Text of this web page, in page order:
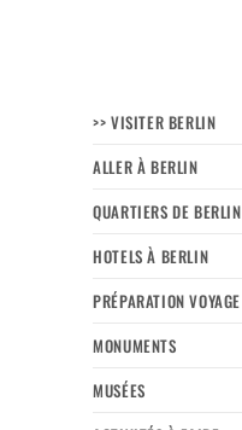
>> VISITER BERLIN
ALLER À BERLIN
QUARTIERS DE BERLIN
HOTELS À BERLIN
PRÉPARATION VOYAGE
MONUMENTS
MUSÉES